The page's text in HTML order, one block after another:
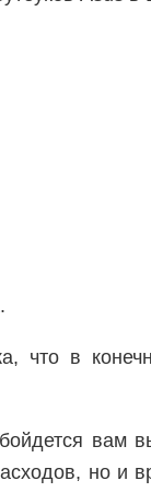
что в
вам
но и